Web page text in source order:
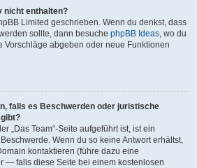
nicht enthalten?
Limited geschrieben. Wenn du denkst, dass
sollte, dann besuche phpBB Ideas, wo du
Vorschläge abgeben oder neue Funktionen
falls es Beschwerden oder juristische
„Das Team“-Seite aufgeführt ist, ist ein
Wenn du so keine Antwort erhältst,
kontaktieren (führe dazu eine
— falls diese Seite bei einem kostenlosen